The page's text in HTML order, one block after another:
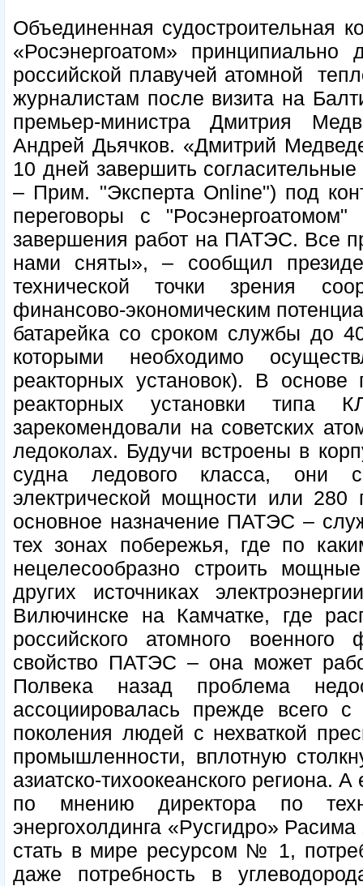
Объединенная судостроительная
«Росэнергоатом» принципиально
российской плавучей атомной
журналистам после визита на
премьер-министра Дмитрия
Андрей Дьячков. «Дмитрий
10 дней завершить
– Прим. "Эксперта Online") под
переговоры с
завершения работ на ПАТЭС. Все
нами сняты», – сообщил
технической точки зрения
финансово-экономическим
батарейка со сроком службы до
которыми необходимо
реакторных установок). В
реакторных установки типа
зарекомендовали на советских
ледоколах. Будучи встроены в
судна ледового класса, они
электрической мощности или 280
основное назначение ПАТЭС –
тех зонах побережья, где по
нецелесообразно строить
других источниках
Вилючинске на Камчатке, где
российского атомного
свойство ПАТЭС – она может
Полвека назад проблема
ассоциировалась прежде всего
поколения людей с нехваткой
промышленности, вплотную
азиатско-тихоокеанского региона.
по мнению директора по
энергохолдинга «Русгидро»
стать в мире ресурсом № 1,
даже потребность в